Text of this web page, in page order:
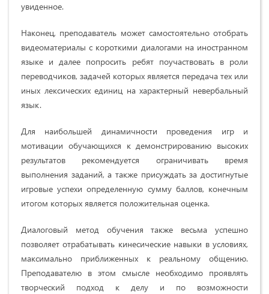
увиденное.
Наконец, преподаватель может самостоятельно отобрать
видеоматериалы с короткими диалогами на иностранном
языке и далее попросить ребят поучаствовать в роли
переводчиков, задачей которых является передача тех или
иных лексических единиц на характерный невербальный
язык.
Для наибольшей динамичности проведения игр и
мотивации обучающихся к демонстрированию высоких
результатов рекомендуется ограничивать время
выполнения заданий, а также присуждать за достигнутые
игровые успехи определенную сумму баллов, конечным
итогом которых является положительная оценка.
Диалоговый метод обучения также весьма успешно
позволяет отрабатывать кинесические навыки в условиях,
максимально приближенных к реальному общению.
Преподавателю в этом смысле необходимо проявлять
творческий подход к делу и по возможности